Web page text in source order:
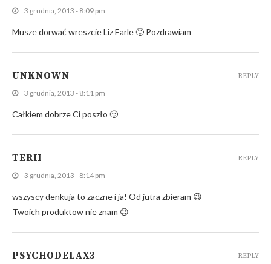
3 grudnia, 2013 - 8:09 pm
Musze dorwać wreszcie Liz Earle 🙂 Pozdrawiam
UNKNOWN
3 grudnia, 2013 - 8:11 pm
Całkiem dobrze Ci poszło 🙂
REPLY
TERII
3 grudnia, 2013 - 8:14 pm
wszyscy denkuja to zaczne i ja! Od jutra zbieram 😉
Twoich produktow nie znam 😉
REPLY
PSYCHODELAX3 REPLY